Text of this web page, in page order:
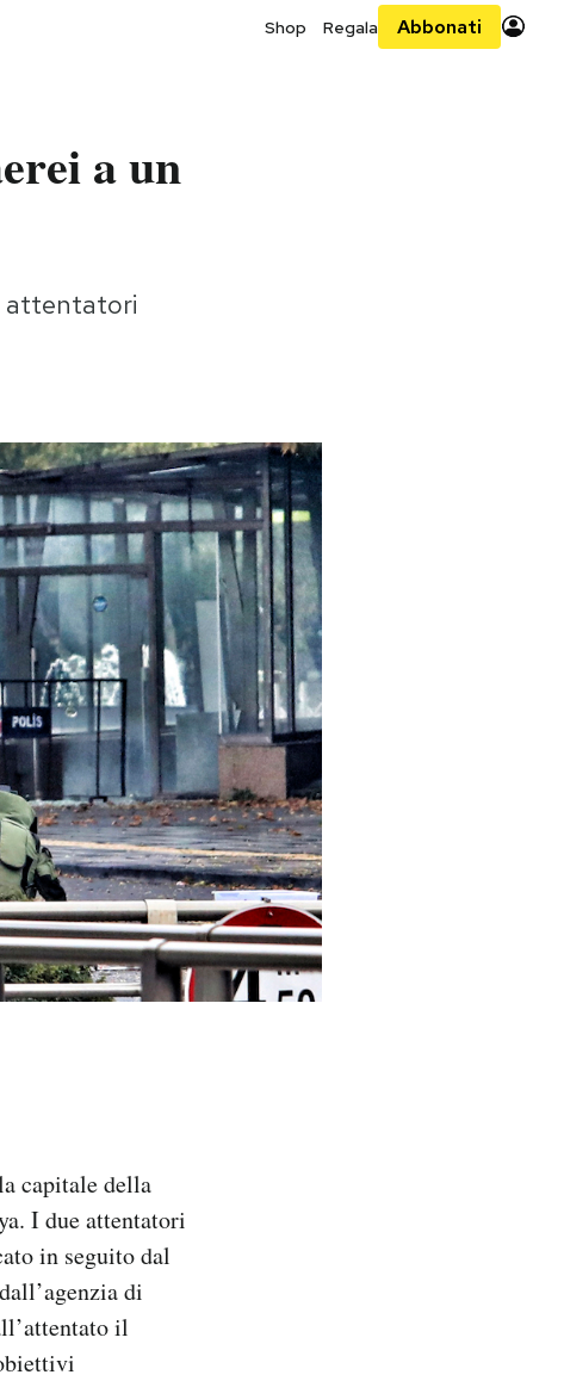
Shop Regala Abbonati
a un
attentatori
capitale della
I due attentatori
in seguitodal
di
il